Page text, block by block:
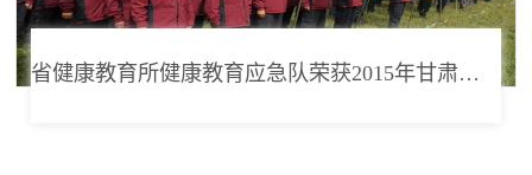
省健康教育所健康教育应急队荣获2015年甘肃省卫生应急演练二等奖